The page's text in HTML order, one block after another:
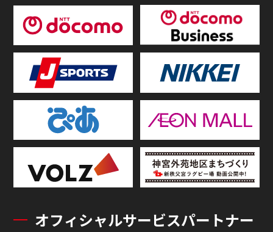
オフィシャルサービスパートナー